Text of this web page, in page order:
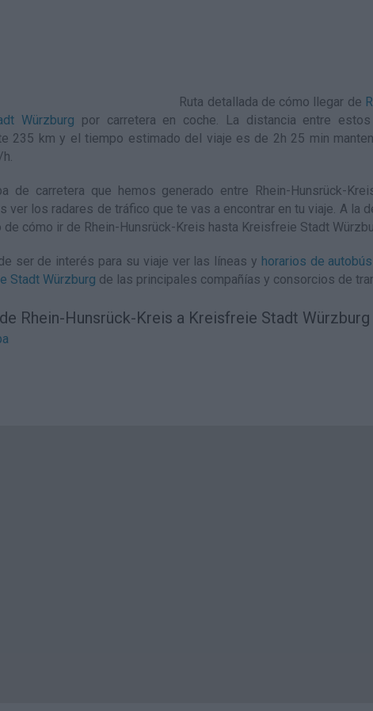
Ruta detallada de cómo llegar de
Würzburg por carretera en coche. La distancia entre
235 km y el tiempo estimado del viaje es de 2h 25 min
h.
de carretera que hemos generado entre Rhein-Hunsrück-
ver los radares de tráfico que te vas a encontrar en tu viaje. A la
de cómo ir de Rhein-Hunsrück-Kreis hasta Kreisfreie Stadt
ser de interés para su viaje ver las líneas y horarios de
Stadt Würzburg de las principales compañías y consorcios de
Rhein-Hunsrück-Kreis a Kreisfreie Stadt Würzburg